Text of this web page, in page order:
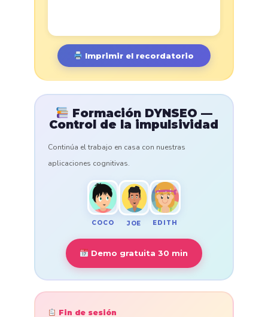
Imprimir el recordatorio
Formación DYNSEO —
Control de la impulsividad
Continúa el trabajo en casa con nuestras
aplicaciones cognitivas.
COCO JOE EDITH
Demo gratuita 30 min
Fin de sesión